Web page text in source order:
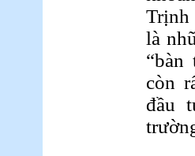
là
“bàn
còn
đầu